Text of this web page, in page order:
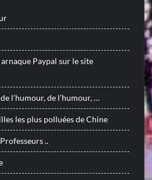
Paypal sur le site
l’humour, de l’humour, …
les plus polluées de Chine
..